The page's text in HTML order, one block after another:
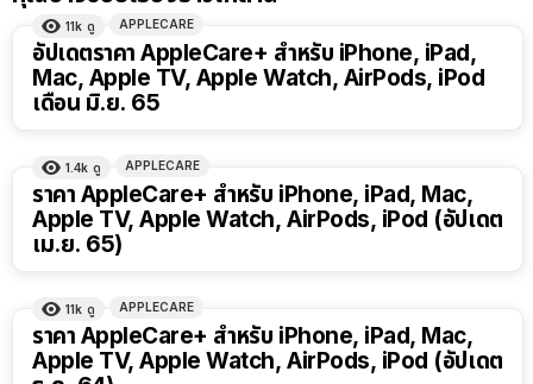
11k ดู APPLECARE
อัปเดตราคา AppleCare+ สำหรับ iPhone, iPad,
Mac, Apple TV, Apple Watch, AirPods, iPod
เดือน มิ.ย. 65
1.4k ดู APPLECARE
ราคา AppleCare+ สำหรับ iPhone, iPad, Mac,
Apple TV, Apple Watch, AirPods, iPod (อัปเดต
เม.ย. 65)
11k ดู APPLECARE
ราคา AppleCare+ สำหรับ iPhone, iPad, Mac,
Apple TV, Apple Watch, AirPods, iPod (อัปเดต